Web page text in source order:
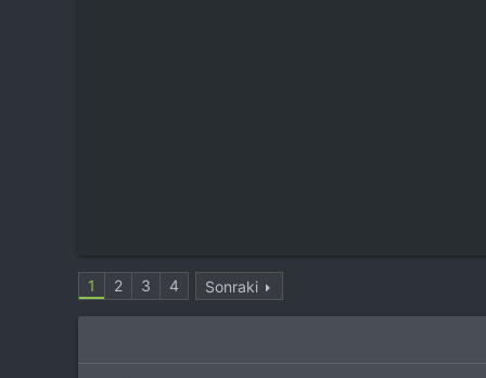
1 2 3 4 Sonraki